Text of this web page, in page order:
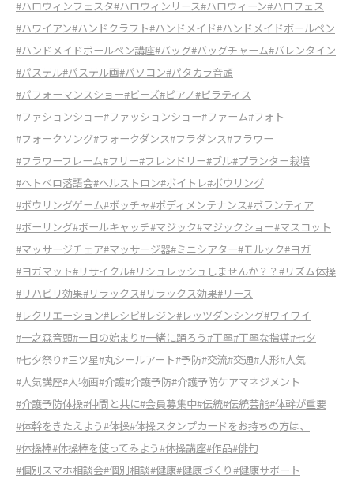
#ハロウィンフェスタ#ハロウィンリース#ハロウィーン#ハロフェス
#ハワイアン#ハンドクラフト#ハンドメイド#ハンドメイドボールペン
#ハンドメイドボールペン講座#バッグ#バッグチャーム#バレンタイン
#パステル#パステル画#パソコン#パタカラ音頭
#パフォーマンスショー#ビーズ#ピアノ#ピラティス
#ファションショー#ファッションショー#ファーム#フォト
#フォークソング#フォークダンス#フラダンス#フラワー
#フラワーフレーム#フリー#フレンドリー#ブル#プランター栽培
#ヘトベロ落語会#ヘルストロン#ボイトレ#ボウリング
#ボウリングゲーム#ボッチャ#ボディメンテナンス#ボランティア
#ボーリング#ボールキャッチ#マジック#マジックショー#マスコット
#マッサージチェア#マッサージ器#ミニシアター#モルック#ヨガ
#ヨガマット#リサイクル#リシュレッシュしませんか？？ #リズム体操
#リハビリ効果#リラックス#リラックス効果#リース
#レクリエーション#レシピ#レジン#レッツダンシング#ワイワイ
#一之森音頭#一日の始まり#一緒に踊ろう#丁寧#丁寧な指導#七夕
#七夕祭り#三ツ星#丸シールアート#予防#交流#交通#人形#人気
#人気講座#人物画#介護#介護予防#介護予防ケアマネジメント
#介護予防体操#仲間と共に#会員募集中#伝統#伝統芸能#体幹が重要
#体幹をきたえよう#体操#体操スタンプカードをお持ちの方は、
#体操棒#体操棒を使ってみよう#体操講座#作品#俳句
#個別スマホ相談会#個別相談#健康#健康づくり#健康サポート